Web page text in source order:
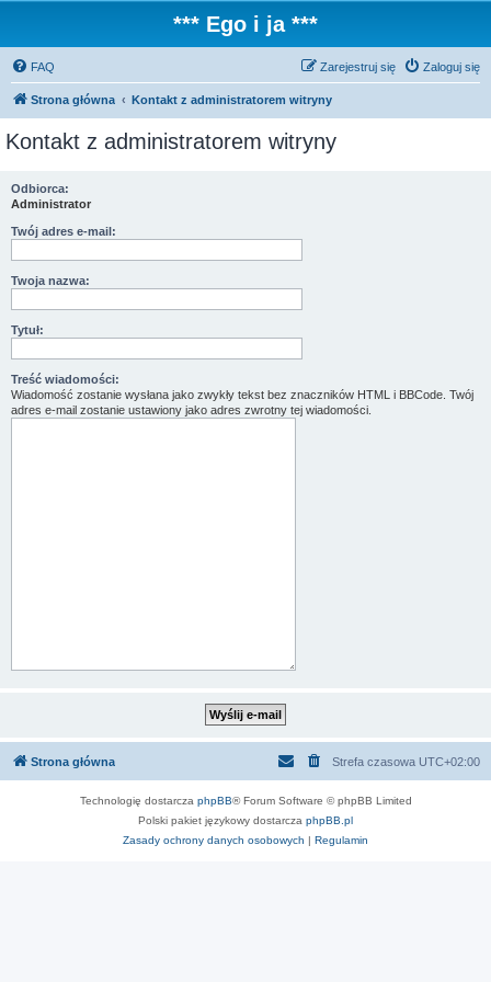
*** Ego i ja ***
FAQ Zaloguj się
Zarejestruj się
Strona główna Kontakt z administratorem witryny
Kontakt z administratorem witryny
Odbiorca:
Administrator
Twój adres e-mail:
Twoja nazwa:
Tytuł:
Treść wiadomości:
Wiadomość zostanie wysłana jako zwykły tekst bez znaczników HTML i BBCode. Twój
adres e-mail zostanie ustawiony jako adres zwrotny tej wiadomości.
Strona główna Strefa czasowa UTC+02:00
Technologię dostarcza phpBB® Forum Software © phpBB Limited
Polski pakiet językowy dostarcza phpBB.pl
Zasady ochrony danych osobowych | Regulamin